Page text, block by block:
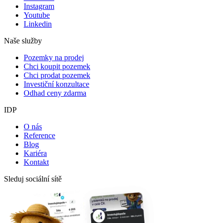
Instagram
Youtube
Linkedin
Naše služby
Pozemky na prodej
Chci koupit pozemek
Chci prodat pozemek
Investiční konzultace
Odhad ceny zdarma
IDP
O nás
Reference
Blog
Kariéra
Kontakt
Sleduj sociální sítě